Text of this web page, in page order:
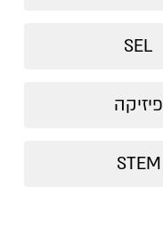
SEL
פיזיקה
STEM